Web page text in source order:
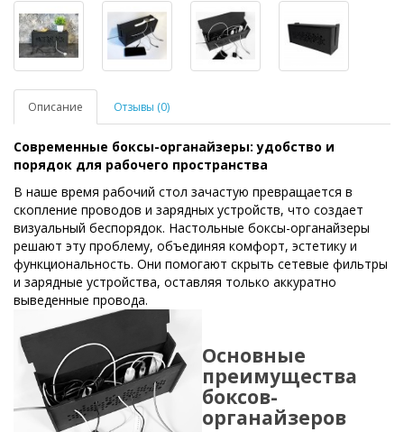
Описание Отзывы (0)
Современные боксы-органайзеры: удобство и
порядок для рабочего пространства
В наше время рабочий стол зачастую превращается в
скопление проводов и зарядных устройств, что создает
визуальный беспорядок. Настольные боксы-органайзеры
решают эту проблему, объединяя комфорт, эстетику и
функциональность. Они помогают скрыть сетевые фильтры
и зарядные устройства, оставляя только аккуратно
выведенные провода.
Основные
преимущества
боксов-
органайзеров